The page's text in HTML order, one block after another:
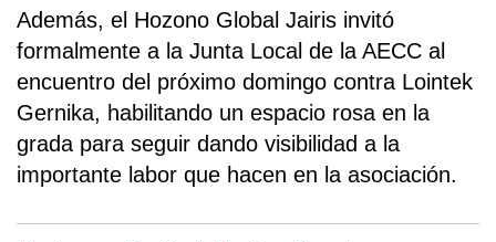
Además, el Hozono Global Jairis invitó
formalmente a la Junta Local de la AECC al
encuentro del próximo domingo contra Lointek
Gernika, habilitando un espacio rosa en la
grada para seguir dando visibilidad a la
importante labor que hacen en la asociación.